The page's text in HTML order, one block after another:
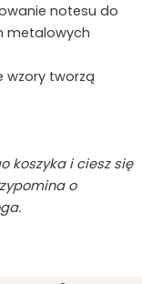
notesu do
metalowych
wzory tworzą
koszyka i ciesz się
o